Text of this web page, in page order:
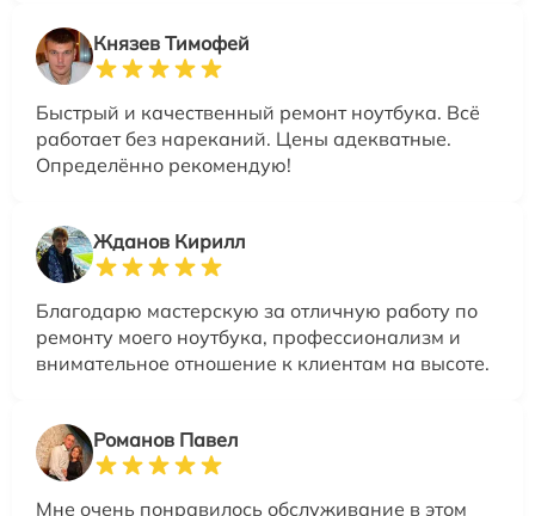
Князев Тимофей
Быстрый и качественный ремонт ноутбука. Всё
работает без нареканий. Цены адекватные.
Определённо рекомендую!
Жданов Кирилл
Благодарю мастерскую за отличную работу по
ремонту моего ноутбука, профессионализм и
внимательное отношение к клиентам на высоте.
Романов Павел
Мне очень понравилось обслуживание в этом